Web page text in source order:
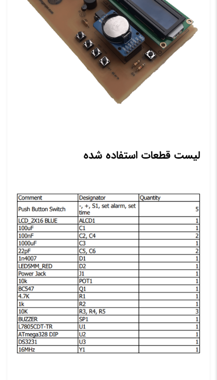
لیست قطعات استفاده شده